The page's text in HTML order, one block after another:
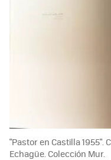
"Pastor en Castilla 1955".
Echagüe. Colección Mur.